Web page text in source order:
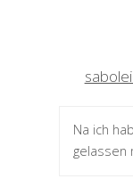
Na ich
gelassen